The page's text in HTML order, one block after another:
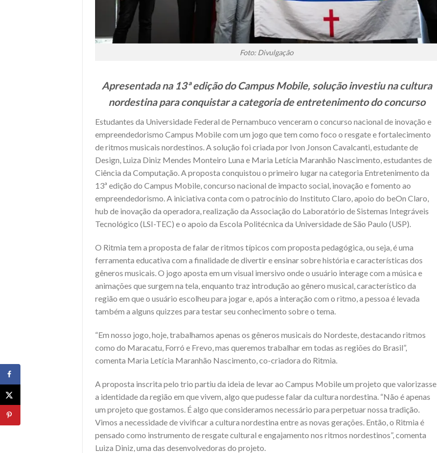
Foto: Divulgação
Apresentada na 13ª edição do Campus Mobile, solução investiu na cultura
nordestina para conquistar a categoria de entretenimento do concurso
Estudantes da Universidade Federal de Pernambuco venceram o concurso nacional de inovação e
empreendedorismo Campus Mobile com um jogo que tem como foco o resgate e fortalecimento
de ritmos musicais nordestinos. A solução foi criada por Ivon Jonson Cavalcanti, estudante de
Design, Luiza Diniz Mendes Monteiro Luna e Maria Letícia Maranhão Nascimento, estudantes de
Ciência da Computação. A proposta conquistou o primeiro lugar na categoria Entretenimento da
13ª edição do Campus Mobile, concurso nacional de impacto social, inovação e fomento ao
empreendedorismo. A iniciativa conta com o patrocínio do Instituto Claro, apoio do beOn Claro,
hub de inovação da operadora, realização da Associação do Laboratório de Sistemas Integráveis
Tecnológico (LSI-TEC) e o apoio da Escola Politécnica da Universidade de São Paulo (USP).
O Ritmia tem a proposta de falar de ritmos típicos com proposta pedagógica, ou seja, é uma
ferramenta educativa com a finalidade de divertir e ensinar sobre história e características dos
gêneros musicais. O jogo aposta em um visual imersivo onde o usuário interage com a música e
animações que surgem na tela, enquanto traz introdução ao gênero musical, característico da
região em que o usuário escolheu para jogar e, após a interação com o ritmo, a pessoa é levada
também a alguns quizzes para testar seu conhecimento sobre o tema.
“Em nosso jogo, hoje, trabalhamos apenas os gêneros musicais do Nordeste, destacando ritmos
como do Maracatu, Forró e Frevo, mas queremos trabalhar em todas as regiões do Brasil”,
comenta Maria Letícia Maranhão Nascimento, co-criadora do Ritmia.
A proposta inscrita pelo trio partiu da ideia de levar ao Campus Mobile um projeto que valorizasse
a identidade da região em que vivem, algo que pudesse falar da cultura nordestina. “Não é apenas
um projeto que gostamos. É algo que consideramos necessário para perpetuar nossa tradição.
Vimos a necessidade de vivificar a cultura nordestina entre as novas gerações. Então, o Ritmia é
pensado como instrumento de resgate cultural e engajamento nos ritmos nordestinos”, comenta
Luiza Diniz, uma das desenvolvedoras do projeto.